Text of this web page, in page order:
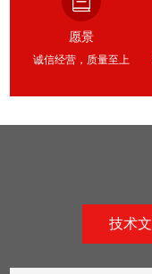
十项自主核心研发技
过硬的研发与生产实
包装材料检测仪器领
愿景
诚信经营，质量至上
技术